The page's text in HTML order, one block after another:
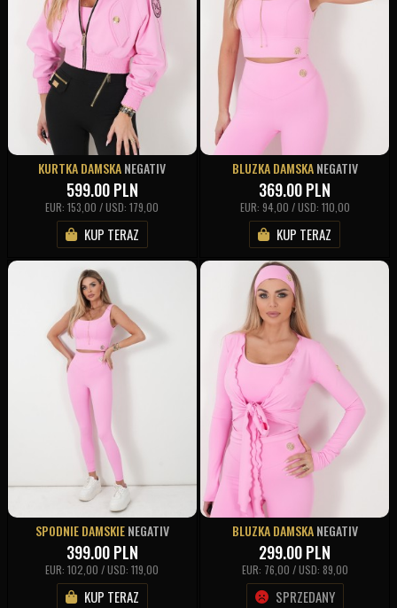
KURTKA DAMSKANEGATIV
599.00PLN
EUR: 153,00 / USD: 179,00
KUP TERAZ
BLUZKA DAMSKANEGATIV
369.00PLN
EUR: 94,00 / USD: 110,00
KUP TERAZ
SPODNIE DAMSKIENEGATIV
399.00PLN
EUR: 102,00 / USD: 119,00
KUP TERAZ
BLUZKA DAMSKANEGATIV
299.00PLN
EUR: 76,00 / USD: 89,00
SPRZEDANY